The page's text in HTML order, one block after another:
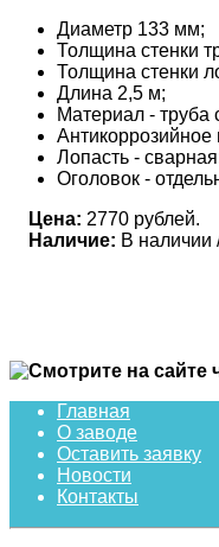
Диаметр 133 мм;
Толщина стенки
Толщина стенки
Длина 2,5 м;
Материал - труба
Антикоррозийное
Лопасть -
Оголовок -
Цена: 2770 рублей.
Наличие: В наличии
Главная
О заводе
Оставить заявку
Новости
Контакты